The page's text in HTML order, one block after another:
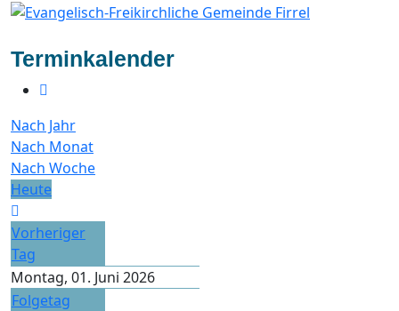
Terminkalender
Nach Jahr
Nach Monat
Nach Woche
Heute
Vorheriger
Tag
Montag, 01. Juni 2026
Folgetag